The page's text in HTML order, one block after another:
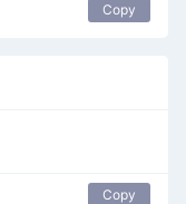
Copy
Copy